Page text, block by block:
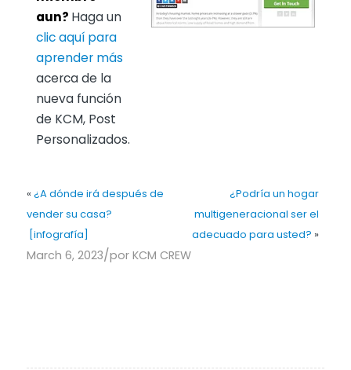
aun? Haga un
clic aquí para
aprender más
acerca de la
nueva función
de KCM, Post
Personalizados.
« ¿A dónde irá después de
vender su casa?
[infografía]
¿Podría un hogar
multigeneracional ser el
adecuado para usted? »
March 6, 2023/por KCM CREW